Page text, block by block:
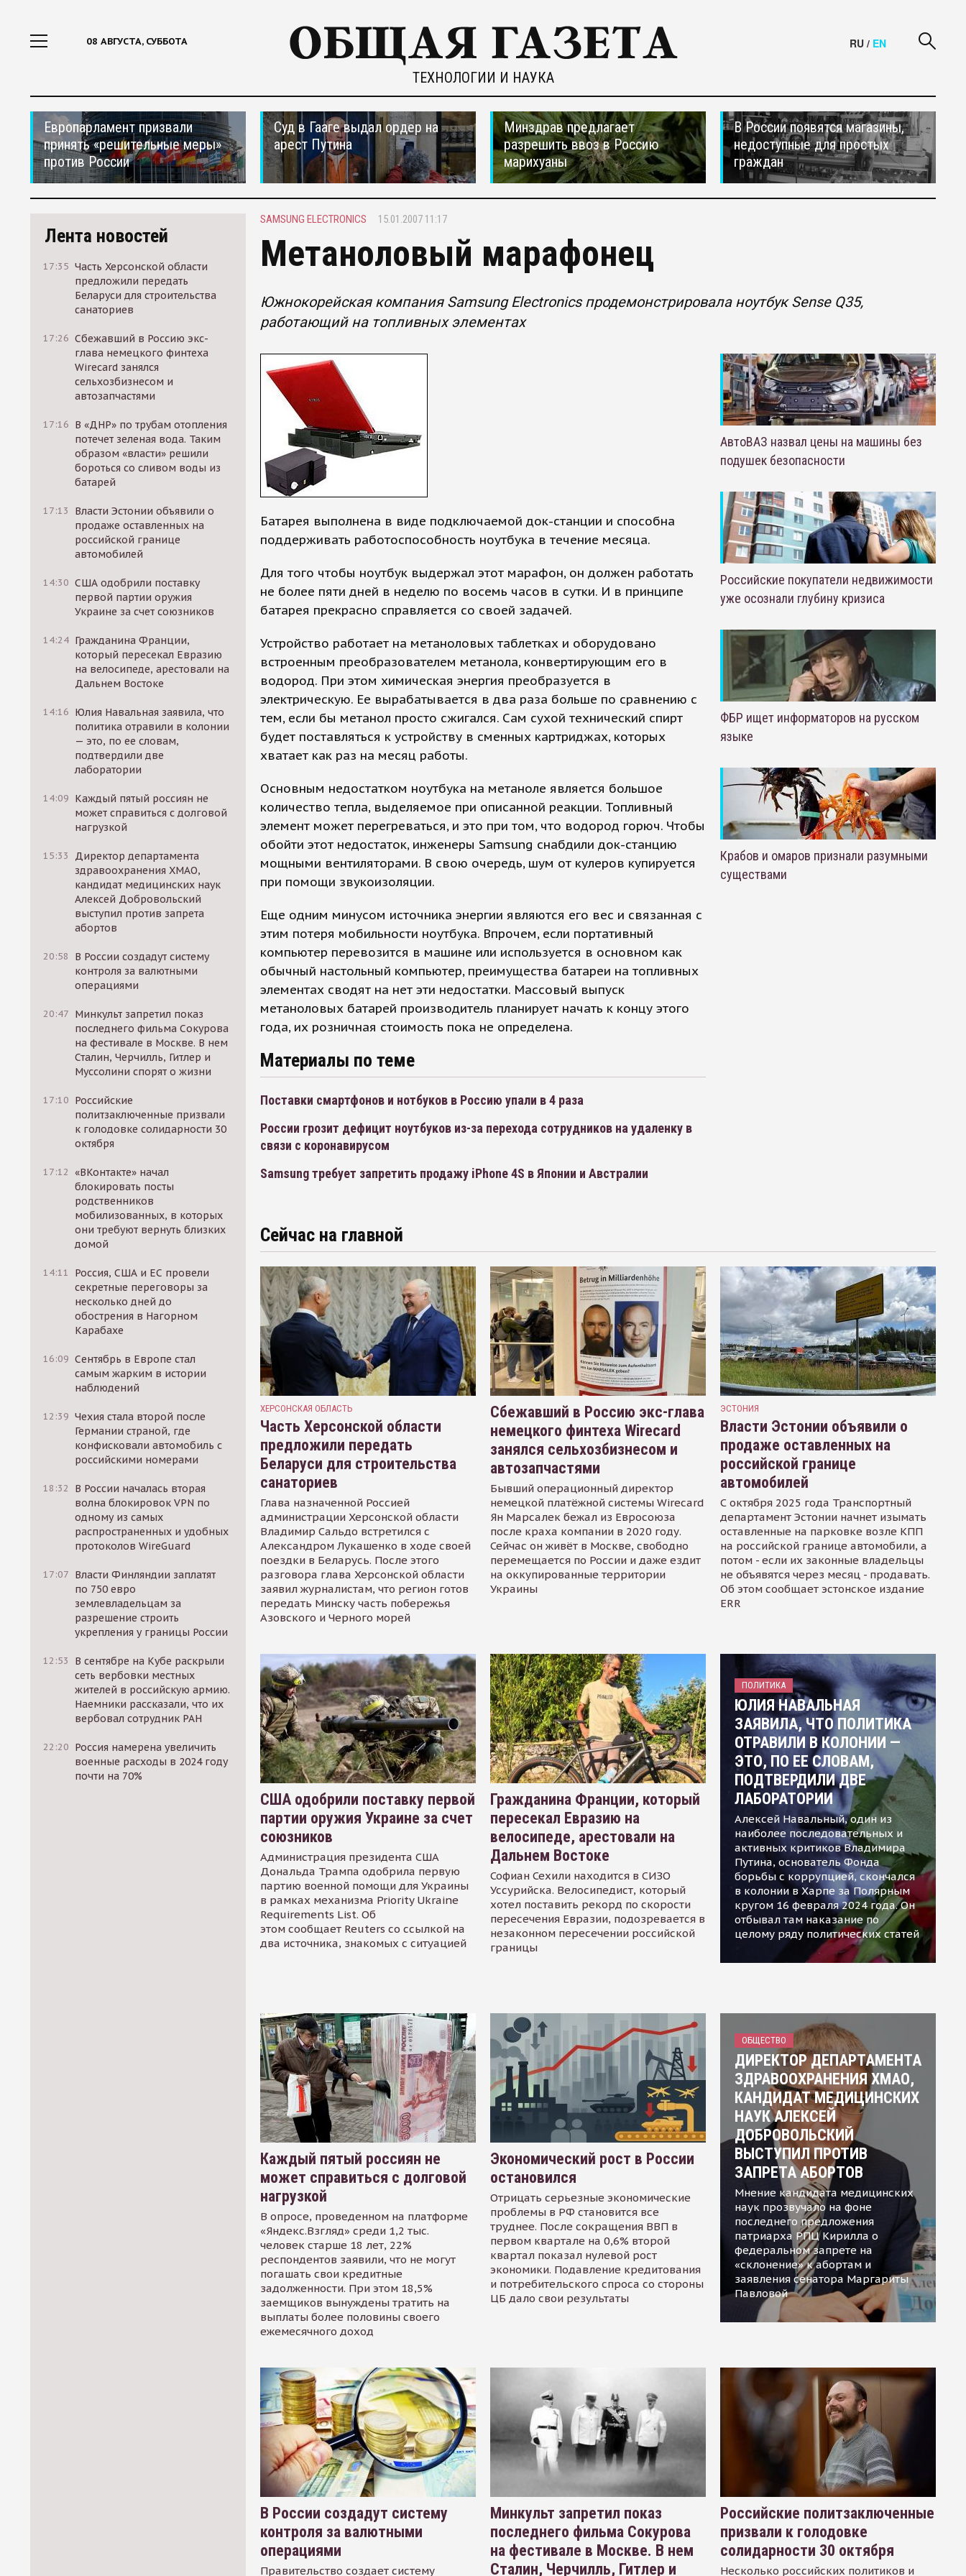
08 АВГУСТА, СУББОТА
ТЕХНОЛОГИИ И НАУКА
RU / EN
Европарламент призвали
принять «решительные меры»
против России
Суд в Гааге выдал ордер на
арест Путина
Минздрав предлагает
разрешить ввоз в Россию
марихуаны
В России появятся магазины,
недоступные для простых
граждан
Лента новостей
17:35 Часть Херсонской области
предложили передать
Беларуси для строительства
санаториев
17:26 Сбежавший в Россию экс-
глава немецкого финтеха
Wirecard занялся
сельхозбизнесом и
автозапчастями
17:16 В «ДНР» по трубам отопления
потечет зеленая вода. Таким
образом «власти» решили
бороться со сливом воды из
батарей
17:13
Власти Эстонии объявили о
продаже оставленных на
российской границе
автомобилей
14:30 США одобрили поставку
первой партии оружия
Украине за счет союзников
14:24 Гражданина Франции,
который пересекал Евразию
на велосипеде, арестовали на
Дальнем Востоке
14:16 Юлия Навальная заявила, что
политика отравили в колонии
— это, по ее словам,
подтвердили две
лаборатории
14:09 Каждый пятый россиян не
может справиться с долговой
нагрузкой
15:33
Директор департамента
здравоохранения ХМАО,
кандидат медицинских наук
Алексей Добровольский
выступил против запрета
абортов
20:58
В России создадут систему
контроля за валютными
операциями
20:47 Минкульт запретил показ
последнего фильма Сокурова
на фестивале в Москве. В нем
Сталин, Черчилль, Гитлер и
Муссолини спорят о жизни
17:10 Российские
политзаключенные призвали
к голодовке солидарности 30
октября
17:12 «ВКонтакте» начал
блокировать посты
родственников
мобилизованных, в которых
они требуют вернуть близких
домой
14:11
Россия, США и ЕС провели
секретные переговоры за
несколько дней до
обострения в Нагорном
Карабахе
16:09 Сентябрь в Европе стал
самым жарким в истории
наблюдений
12:39 Чехия стала второй после
Германии страной, где
конфисковали автомобиль с
российскими номерами
18:32
В России началась вторая
волна блокировок VPN по
одному из самых
распространенных и удобных
протоколов WireGuard
17:07 Власти Финляндии заплатят
по 750 евро
землевладельцам за
разрешение строить
укрепления у границы России
12:53
В сентябре на Кубе раскрыли
сеть вербовки местных
жителей в российскую армию.
Наемники рассказали, что их
вербовал сотрудник РАН
22:20 Россия намерена увеличить
военные расходы в 2024 году
почти на 70%
SAMSUNG ELECTRONICS 15.01.2007 11:17
Метаноловый марафонец
Южнокорейская компания Samsung Electronics продемонст­рировала ноутбук Sense Q35,
работающий на топливных элементах
Батарея выполнена в виде подключаемой док-станции и способна
поддерживать работоспособность ноутбука в течение месяца.
Для того чтобы ноутбук выдержал этот марафон, он должен работать
не более пяти дней в неделю по восемь часов в сутки. И в принципе
батарея прекрасно справляется со своей задачей.
Устройство работает на метаноловых таблетках и оборудовано
встроенным преобразователем метанола, конвертирующим его в
водород. При этом химическая энергия преобразуется в
электрическую. Ее вырабатывается в два раза больше по сравнению с
тем, если бы метанол просто сжигался. Сам сухой технический спирт
будет поставляться к устройству в сменных карт­риджах, которых
хватает как раз на месяц работы.
Основным недостатком ноутбука на метаноле является большое
количество тепла, выделяемое при описанной реакции. Топливный
элемент может перегреваться, и это при том, что водород горюч. Чтобы
обойти этот недостаток, инженеры Samsung снабдили док-станцию
мощными вентиляторами. В свою очередь, шум от кулеров купируется
при помощи звукоизоляции.
Еще одним минусом источника энергии являются его вес и связанная с
этим потеря мобильности ноут­бука. Впрочем, если портативный
компьютер перевозится в машине или используется в основном как
обычный настольный компьютер, преимущества батареи на топливных
элементах сводят на нет эти недостатки. Массовый выпуск
метаноловых батарей производитель планирует начать к концу этого
года, их розничная стоимость пока не определена.
Материалы по теме
Поставки смартфонов и нотбуков в Россию упали в 4 раза
России грозит дефицит ноутбуков из-за перехода сотрудников на удаленку в
связи с коронавирусом
Samsung требует запретить продажу iPhone 4S в Японии и Австралии
АвтоВАЗ назвал цены на машины без
подушек безопасности
Российские покупатели недвижимости
уже осознали глубину кризиса
ФБР ищет информаторов на русском
языке
Крабов и омаров признали разумными
существами
Сейчас на главной
ХЕРСОНСКАЯ ОБЛАСТЬ
Часть Херсонской области
предложили передать
Беларуси для строительства
санаториев
Глава назначенной Россией
администрации Херсонской области
Владимир Сальдо встретился с
Александром Лукашенко в ходе своей
поездки в Беларусь. После этого
разговора глава Херсонской области
заявил журналистам, что регион готов
передать Минску часть побережья
Азовского и Черного морей
Сбежавший в Россию экс-глава
немецкого финтеха Wirecard
занялся сельхозбизнесом и
автозапчастями
Бывший операционный директор
немецкой платёжной системы Wirecard
Ян Марсалек бежал из Евросоюза
после краха компании в 2020 году.
Сейчас он живёт в Москве, свободно
перемещается по России и даже ездит
на оккупированные территории
Украины
ЭСТОНИЯ
Власти Эстонии объявили о
продаже оставленных на
российской границе
автомобилей
С октября 2025 года Транспортный
департамент Эстонии начнет изымать
оставленные на парковке возле КПП
на российской границе автомобили, а
потом - если их законные владельцы
не объявятся через месяц - продавать.
Об этом сообщает эстонское издание
ERR
США одобрили поставку первой
партии оружия Украине за счет
союзников
Администрация президента США
Дональда Трампа одобрила первую
партию военной помощи для Украины
в рамках механизма Priority Ukraine
Requirements List. Об
этом сообщает Reuters со ссылкой на
два источника, знакомых с ситуацией
Гражданина Франции, который
пересекал Евразию на
велосипеде, арестовали на
Дальнем Востоке
Софиан Сехили находится в СИЗО
Уссурийска. Велосипедист, который
хотел поставить рекорд по скорости
пересечения Евразии, подозревается в
незаконном пересечении российской
границы
ПОЛИТИКА
ЮЛИЯ НАВАЛЬНАЯ
ЗАЯВИЛА, ЧТО ПОЛИТИКА
ОТРАВИЛИ В КОЛОНИИ —
ЭТО, ПО ЕЕ СЛОВАМ,
ПОДТВЕРДИЛИ ДВЕ
ЛАБОРАТОРИИ
Алексей Навальный, один из
наиболее последовательных и
активных критиков Владимира
Путина, основатель Фонда
борьбы с коррупцией, скончался
в колонии в Харпе за Полярным
кругом 16 февраля 2024 года. Он
отбывал там наказание по
целому ряду политических статей
Каждый пятый россиян не
может справиться с долговой
нагрузкой
В опросе, проведенном на платформе
«Яндекс.Взгляд» среди 1,2 тыс.
человек старше 18 лет, 22%
респондентов заявили, что не могут
погашать свои кредитные
задолженности. При этом 18,5%
заемщиков вынуждены тратить на
выплаты более половины своего
ежемесячного доход
Экономический рост в России
остановился
Отрицать серьезные экономические
проблемы в РФ становится все
труднее. После сокращения ВВП в
первом квартале на 0,6% второй
квартал показал нулевой рост
экономики. Подавление кредитования
и потребительского спроса со стороны
ЦБ дало свои результаты
ОБЩЕСТВО
ДИРЕКТОР ДЕПАРТАМЕНТА
ЗДРАВООХРАНЕНИЯ ХМАО,
КАНДИДАТ МЕДИЦИНСКИХ
НАУК АЛЕКСЕЙ
ДОБРОВОЛЬСКИЙ
ВЫСТУПИЛ ПРОТИВ
ЗАПРЕТА АБОРТОВ
Мнение кандидата медицинских
наук прозвучало на фоне
последнего предложения
патриарха РПЦ Кирилла о
федеральном запрете на
«склонение» к абортам и
заявления сенатора Маргариты
Павловой
В России создадут систему
контроля за валютными
операциями
Правительство создает систему
Минкульт запретил показ
последнего фильма Сокурова
на фестивале в Москве. В нем
Сталин, Черчилль, Гитлер и
Российские политзаключенные
призвали к голодовке
солидарности 30 октября
Несколько российских политиков и